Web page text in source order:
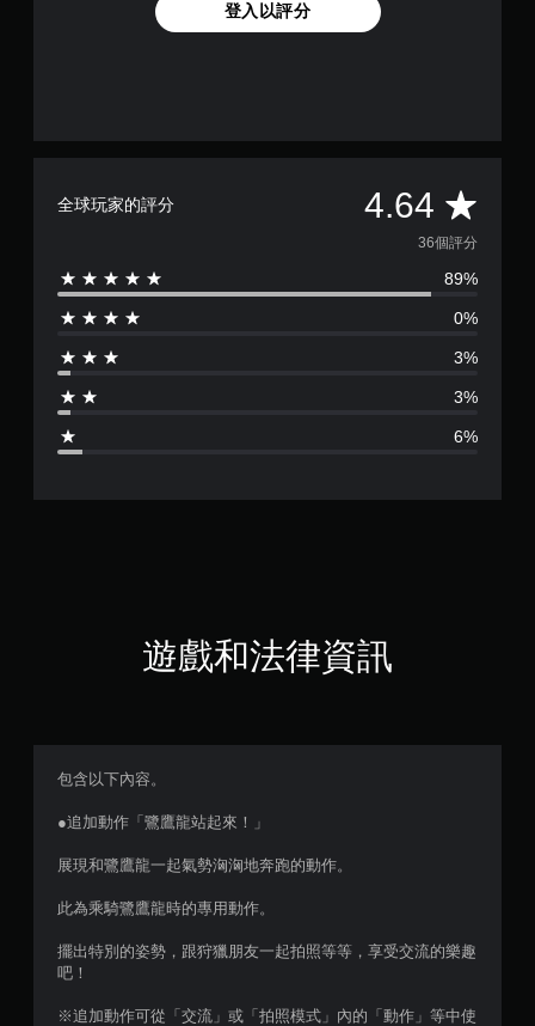
登入以評分
全球玩家的評分 4.64 平
均
評
分
4
6
）
，
36個評分
89%
0%
3%
3%
6%
遊戲和法律資訊
包含以下內容。
●追加動作「鷺鷹龍站起來！」
展現和鷺鷹龍一起氣勢洶洶地奔跑的動作。
此為乘騎鷺鷹龍時的專用動作。
擺出特別的姿勢，跟狩獵朋友一起拍照等等，享受交流的樂趣
吧！
※追加動作可從「交流」或「拍照模式」內的「動作」等中使